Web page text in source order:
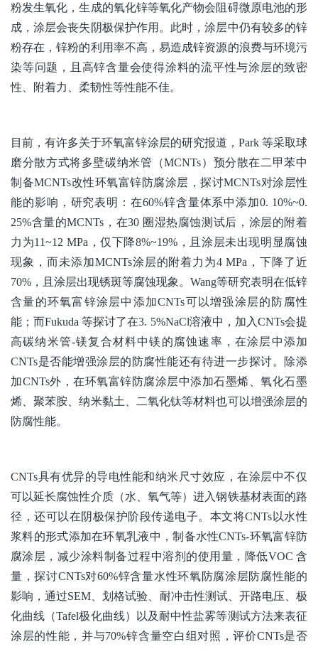
粉发生氧化，生成的氧化锌等氧化产物会阻碍微原电池的形
成，涂层会丧失阴极保护作用。此时，涂层中仍有较多的锌
粉存在，锌粉的利用率不高，易造成锌资源的浪费与环境污
染等问题，且高锌含量会使得涂料的流平性与涂层的致密
性、附着力、柔韧性等性能不佳。
目前，有许多关于环氧富锌涂层的研究报道，Park 等采取球
磨分散方式将多壁碳纳米管（MCNTs）预分散在二甲苯中
制备MCNTs改性环氧富锌防腐涂层，探讨MCNTs对涂层性
能的影响，研究表明：在60%锌含量体系中添加0. 10%~0.
25%含量的MCNTs，在30 圈湿热腐蚀测试后，涂层的附着
力为11~12 MPa，仅下降8%~19%，且涂层未出现明显腐蚀
现象，而未添加MCNTs涂层的附着力为4 MPa，下降了近
70%，且涂层出现锈斑等腐蚀现象。Wang等研究表明在低锌
含量的环氧富锌涂层中添加CNTs可以增强涂层的防腐性
能；而Fukuda 等探讨了在3. 5%NaCl溶液中，加入CNTs会提
高碳纳米管-镁复合材料中镁的腐蚀速率，在涂层中添加
CNTs是否能增强涂层的防腐性能还有待进一步探讨。除添
加CNTs外，在环氧富锌防腐涂层中添加石墨烯、氧化石墨
烯、聚苯胺、纳米黏土、二氧化钛等材料也可以增强涂层的
防腐性能。
CNTs具有优异的导电性能和纳米尺寸效应，在涂层中不仅
可以延长腐蚀性介质（水、氧气等）进入钢铁基材表面的路
径，还可以在阴极保护阶段传递电子。本文将CNTs以水性
浆料的形式添加在环氧乳液中，制备水性CNTs-环氧富锌防
腐涂层，减少涂料制备过程中溶剂的使用量，降低VOC 含
量，探讨CNTs对60%锌含量水性环氧防腐涂层防腐性能的
影响，通过SEM、划格试验、耐冲击性测试、开路电压、极
化曲线（Tafel极化曲线）以及耐中性盐雾等测试方法来表征
涂层的性能，并与70%锌含量空白组对照，评价CNTs是否